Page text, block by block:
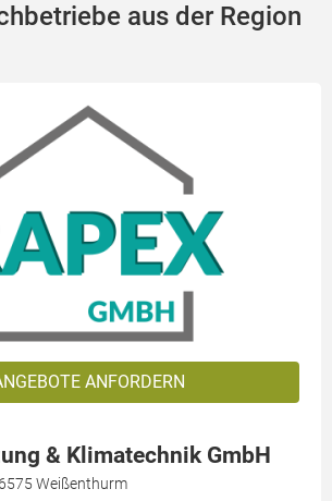
aus der Region
ANFORDERN
& Klimatechnik GmbH
Weißenthurm